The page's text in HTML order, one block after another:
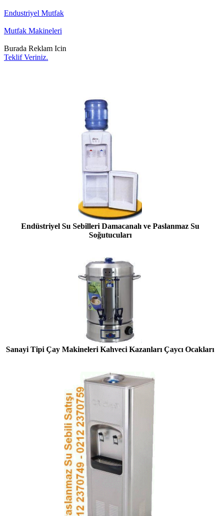
Endustriyel Mutfak
Mutfak Makineleri
Burada Reklam Icin
Teklif Veriniz.
Endüstriyel Su Sebilleri Damacanalı ve Paslanmaz Su
Soğutucuları
Sanayi Tipi Çay Makineleri Kahveci Kazanları Çaycı Ocakları